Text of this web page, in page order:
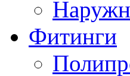
Фитинги